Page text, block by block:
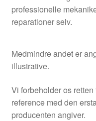
professionelle
reparationer selv.
Medmindre andet er
illustrative.
Vi forbeholder os
reference med den
producenten angiver.